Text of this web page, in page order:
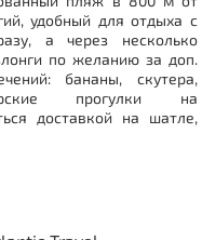
удобный для отдыха с
а через несколько
по желанию за доп.
бананы, скутера,
прогулки на
доставкой на шатле,